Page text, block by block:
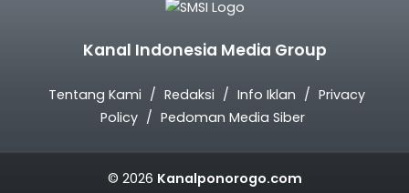
Kanal Indonesia Media Group
Tentang Kami Redaksi Info Iklan
Privacy
Policy
Pedoman Media Siber
© 2026 Kanalponorogo.com